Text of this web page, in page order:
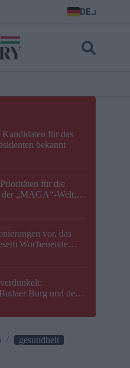
DE
für das
bekannt
für die
der „MAGA“-Welt,
vor, das
Wochenende
Burg und der
gesundheit